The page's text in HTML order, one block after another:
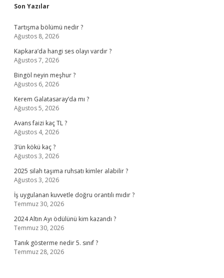
Sidebar
Son Yazılar
Tartışma bölümü nedir ?
Ağustos 8, 2026
Kapkara’da hangi ses olayı vardır ?
Ağustos 7, 2026
Bingöl neyin meşhur ?
Ağustos 6, 2026
Kerem Galatasaray’da mı ?
Ağustos 5, 2026
Avans faizi kaç TL ?
Ağustos 4, 2026
3’ün kökü kaç ?
Ağustos 3, 2026
2025 silah taşıma ruhsatı kimler alabilir ?
Ağustos 3, 2026
İş uygulanan kuvvetle doğru orantılı mıdır ?
Temmuz 30, 2026
2024 Altın Ayı ödülünü kim kazandı ?
Temmuz 30, 2026
Tanık gösterme nedir 5. sınıf ?
Temmuz 28, 2026